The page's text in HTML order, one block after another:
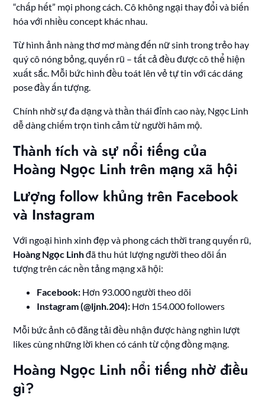
“chấp hết” mọi phong cách. Cô không ngại thay đổi và biến
hóa với nhiều concept khác nhau.
Từ hình ảnh nàng thơ mơ màng đến nữ sinh trong trẻo hay
quý cô nóng bỏng, quyến rũ – tất cả đều được cô thể hiện
xuất sắc. Mỗi bức hình đều toát lên vẻ tự tin với các dáng
pose đầy ấn tượng.
Chính nhờ sự đa dạng và thần thái đỉnh cao này, Ngọc Linh
dễ dàng chiếm trọn tình cảm từ người hâm mộ.
Thành tích và sự nổi tiếng của
Hoàng Ngọc Linh trên mạng xã hội
Lượng follow khủng trên Facebook
và Instagram
Với ngoại hình xinh đẹp và phong cách thời trang quyến rũ,
Hoàng Ngọc Linhđã thu hút lượng người theo dõi ấn
tượng trên các nền tảng mạng xã hội:
Facebook: Hơn 93.000 người theo dõi
Instagram (@ljnh.204): Hơn 154.000 followers
Mỗi bức ảnh cô đăng tải đều nhận được hàng nghìn lượt
likes cùng những lời khen có cánh từ cộng đồng mạng.
Hoàng Ngọc Linh nổi tiếng nhờ điều
gì?